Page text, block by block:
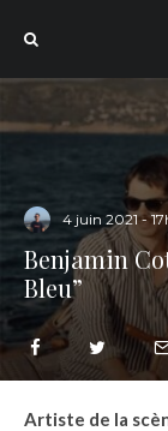
4 juin 2021 -
Benjamin
Bleu”
Artiste de la